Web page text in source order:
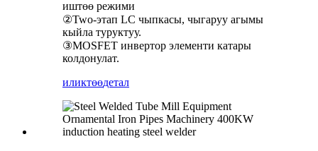
иштөө режими
②Two-этап LC чыпкасы, чыгаруу агымы
кыйла туруктуу.
③MOSFET инвертор элементи катары
колдонулат.
иликтөөдетал